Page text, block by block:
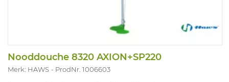
Nooddouche 8320 AXION+SP220
Merk: HAWS ProdNr. 1006603